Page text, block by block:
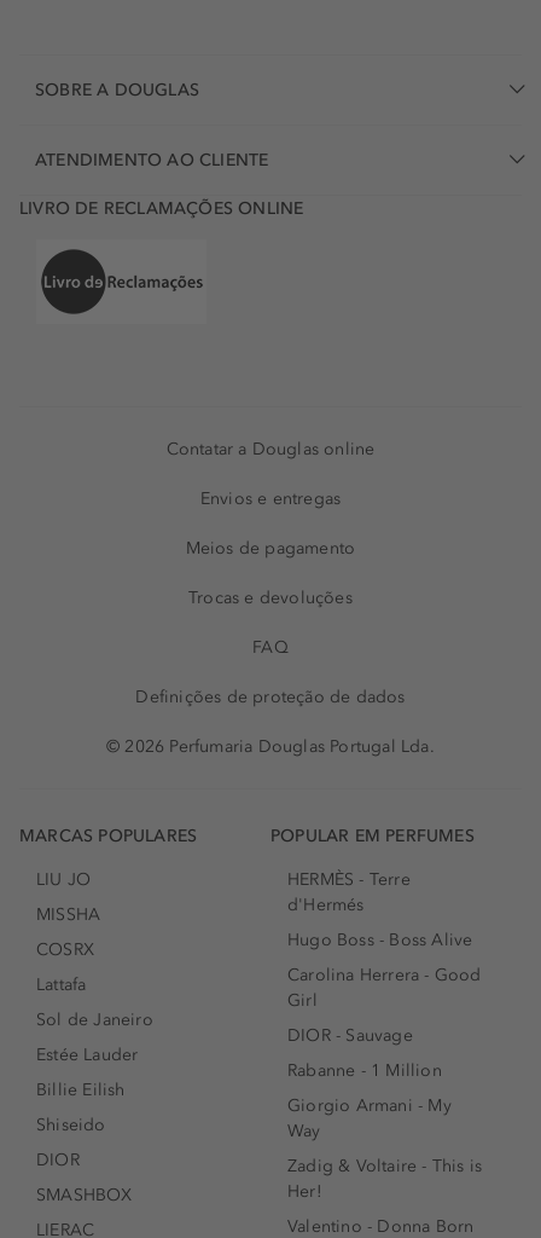
SOBRE A DOUGLAS
ATENDIMENTO AO CLIENTE
LIVRO DE RECLAMAÇÕES ONLINE
Contatar a Douglas online
Envios e entregas
Meios de pagamento
Trocas e devoluções
FAQ
Definições de proteção de dados
© 2026 Perfumaria Douglas Portugal Lda.
MARCAS POPULARES
LIU JO
MISSHA
COSRX
Lattafa
Sol de Janeiro
Estée Lauder
Billie Eilish
Shiseido
DIOR
SMASHBOX
LIERAC
POPULAR EM PERFUMES
HERMÈS - Terre
d'Hermés
Hugo Boss - Boss Alive
Carolina Herrera - Good
Girl
DIOR - Sauvage
Rabanne - 1 Million
Giorgio Armani - My
Way
Zadig & Voltaire - This is
Her!
Valentino - Donna Born